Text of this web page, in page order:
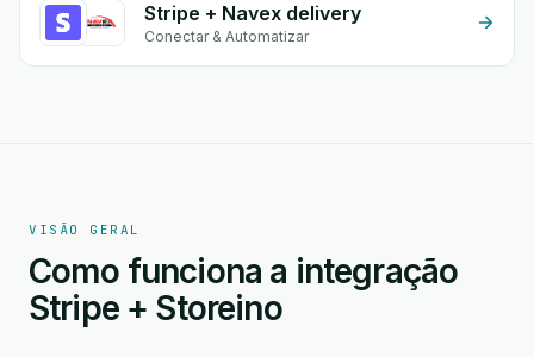
Stripe + Navex delivery
Conectar & Automatizar
VISÃO GERAL
Como funciona a integração
Stripe + Storeino